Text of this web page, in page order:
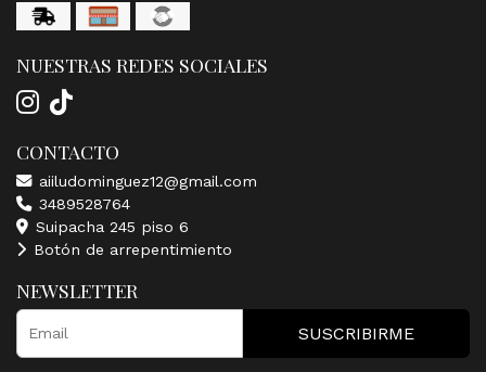
NUESTRAS REDES SOCIALES
CONTACTO
aiiludominguez12@gmail.com
3489528764
Suipacha 245 piso 6
Botón de arrepentimiento
NEWSLETTER
SUSCRIBIRME